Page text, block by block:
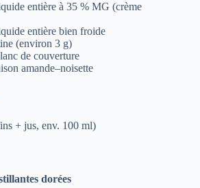
entière à 35 % MG (crème
entière bien froide
(environ 3 g)
de couverture
amande–noisette
+ jus, env. 100 ml)
dorées